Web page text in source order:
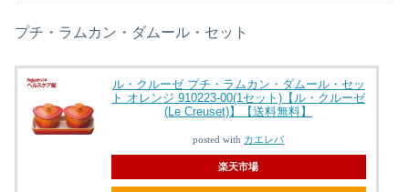
プチ・ラムカン・ダムール・セット
ル・クルーゼ プチ・ラムカン・ダムール・セッ
ト オレンジ 910223-00(1セット)【ル・クルーゼ
(Le Creuset)】【送料無料】
posted with カエレバ
楽天市場